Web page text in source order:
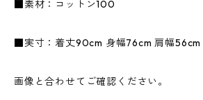
■素材：コットン100
■実寸：着丈90cm 身幅76cm 肩幅56cm
画像と合わせてご確認ください。